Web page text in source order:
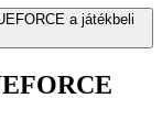
a játékbeli